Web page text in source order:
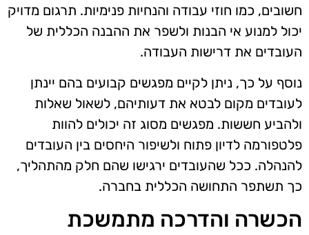
חשובים, כמו חוזי עבודה והנחיות פנימיות. תרגום מדויק
יכול למנוע אי הבנות ולשפר את ההבנה הכללית של
העובדים את דרישות העבודה.
נוסף על כך, ניתן לקיים מפגשים קבועים בהם יינתן
לעובדים מקום לבטא את דעותיהם, לשאול שאלות
ולהביע חששות. מפגשים מסוג זה יכולים להוות
פלטפורמה לדיון פתוח ולשיפור היחסים בין העובדים
להנהלה. ככל שהעובדים ירגישו שהם חלק מהתהליך,
כך תשתפר התחושה הכללית בחברה.
הכשרה והדרכה מתמשכת